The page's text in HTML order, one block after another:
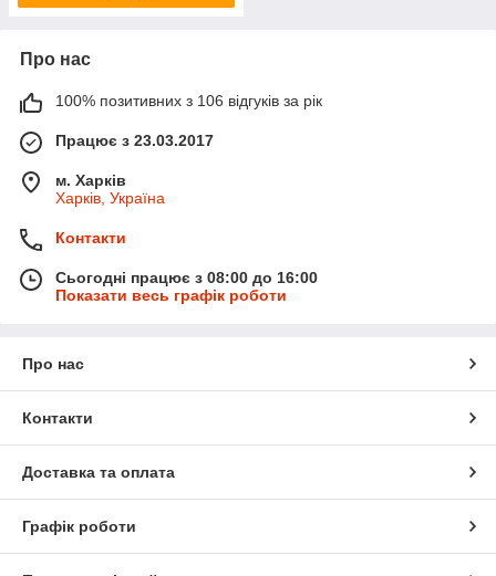
Про нас
100% позитивних з 106 відгуків за рік
Працює з 23.03.2017
м. Харків
Харків, Україна
Контакти
Сьогодні працює з 08:00 до 16:00
Показати весь графік роботи
Про нас
Контакти
Доставка та оплата
Графік роботи